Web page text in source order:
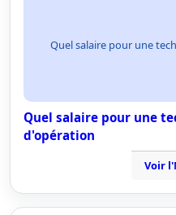
Quel salaire pour une
Quel salaire pour une
d'opération
Voir